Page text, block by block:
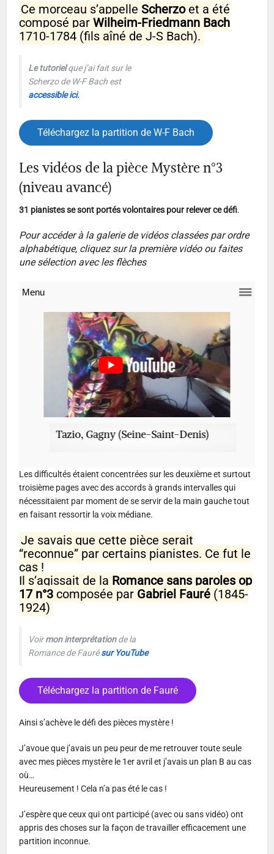
Ce morceau s’appelleScherzoet a été
composé parWilheim-Friedmann Bach
1710-1784 (fils aîné de J-S Bach).
Le tutorielque j’ai fait sur le
Scherzo de W-F Bach est
accessible ici.
Téléchargez la partition de W-F Bach
Les vidéos de la pièce Mystère n°3
(niveau avancé)
31 pianistes se sont portés volontaires pour relever ce défi.
Pour accéder à la galerie de vidéos classées par ordre
alphabétique, cliquez sur la première vidéo ou faites
une sélection avec les flèches
Tazio, Gagny (Seine-Saint-Denis)
Les difficultés étaient concentrées sur les deuxième et surtout
troisième pages avec des accords à grands intervalles qui
nécessitaient par moment de se servir de la main gauche tout
en faisant ressortir la voix médiane.
Je savais que cette pièce serait
“reconnue” par certains pianistes. Ce fut le
cas !
Il s’agissait de la Romance sans paroles op
17 n°3 composée par Gabriel Fauré (1845-
1924)
Voirmon interprétationde la
Romance de Faurésur YouTube
Téléchargez la partition de Fauré
Ainsi s’achève le défi des pièces mystère !
J’avoue que j’avais un peu peur de me retrouver toute seule
avec mes pièces mystère le 1er avril et j’avais un plan B au cas
où…
Heureusement ! Cela n’a pas été le cas !
J’espère que ceux qui ont participé (avec ou sans vidéo) ont
appris des choses sur la façon de travailler efficacement une
partition inconnue.